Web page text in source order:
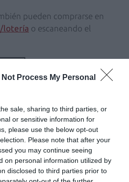
Not Process My Personal
sale, sharing to third parties, or
or sensitive information for
please use the below opt-out
Please note that after your
you may continue seeing
on personal information utilized by
disclosed to third parties prior to
pueden comprarse en
lotería o escaneando el